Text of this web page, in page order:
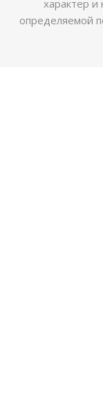
характер и
определяемой